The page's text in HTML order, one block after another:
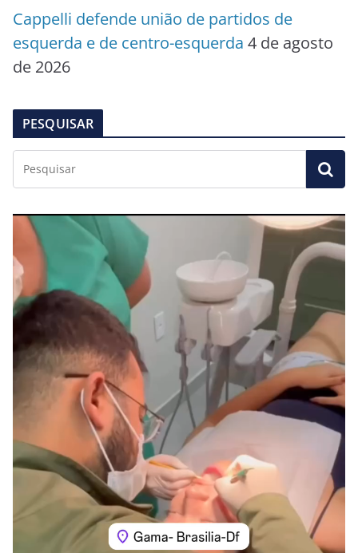
Cappelli defende união de partidos de
esquerda e de centro-esquerda 4 de agosto
de 2026
PESQUISAR